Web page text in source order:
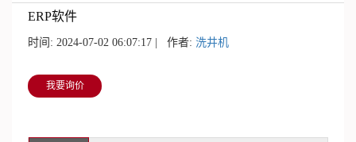
ERP软件
时间: 2024-07-02 06:07:17 | 作者: 洗井机
我要询价